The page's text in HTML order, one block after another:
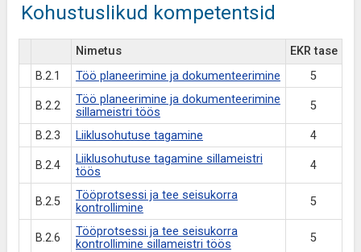
Kohustuslikud kompetentsid
Nimetus
EKR tase
B.2.1
Töö planeerimine ja dokumenteerimine 5
B.2.2
Töö planeerimine ja dokumenteerimine
sillameistri töös
5
B.2.3 Liiklusohutuse tagamine 4
B.2.4
Liiklusohutuse tagamine sillameistri
töös
4
B.2.5
Tööprotsessi ja tee seisukorra
kontrollimine
5
B.2.6
Tööprotsessi ja tee seisukorra
kontrollimine sillameistri töös
5